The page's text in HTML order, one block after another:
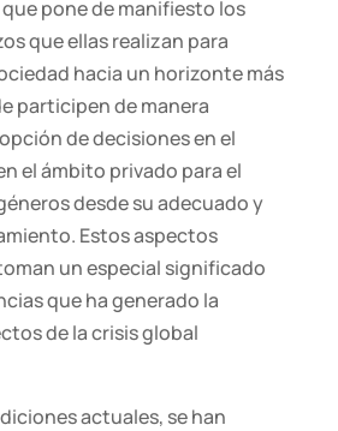
que pone de manifiesto los
que ellas realizan para
hacia un horizonte más
participen de manera
de decisiones en el
el ámbito privado para el
desde su adecuado y
Estos aspectos
un especial significado
que ha generado la
de la crisis global
actuales, se han